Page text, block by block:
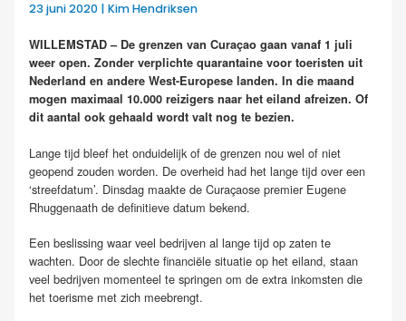
23 juni 2020 | Kim Hendriksen
WILLEMSTAD – De grenzen van Curaçao gaan vanaf 1 juli
weer open. Zonder verplichte quarantaine voor toeristen uit
Nederland en andere West-Europese landen. In die maand
mogen maximaal 10.000 reizigers naar het eiland afreizen. Of
dit aantal ook gehaald wordt valt nog te bezien.
Lange tijd bleef het onduidelijk of de grenzen nou wel of niet
geopend zouden worden. De overheid had het lange tijd over een
‘streefdatum’. Dinsdag maakte de Curaçaose premier Eugene
Rhuggenaath de definitieve datum bekend.
Een beslissing waar veel bedrijven al lange tijd op zaten te
wachten. Door de slechte financiële situatie op het eiland, staan
veel bedrijven momenteel te springen om de extra inkomsten die
het toerisme met zich meebrengt.